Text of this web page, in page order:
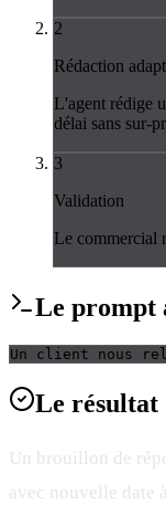
2
Rédaction
L'agent rédige
délai sans sur-
3
Validation
Le commercial
Le prompt
Un client nous
Le résultat
Un brouillon de
avec nouvelle date